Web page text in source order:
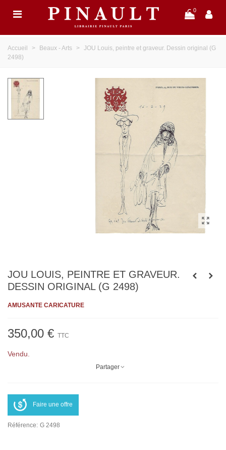
0
Accueil > Beaux - Arts > JOU Louis, peintre et graveur. Dessin original (G
2498)
JOU LOUIS, PEINTRE ET GRAVEUR.
DESSIN ORIGINAL (G 2498)
AMUSANTE CARICATURE
350,00 € TTC
Vendu.
Partager
Faire une offre
Référence: G 2498